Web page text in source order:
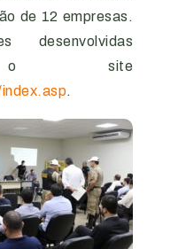
de 12 empresas.
desenvolvidas
o site
.